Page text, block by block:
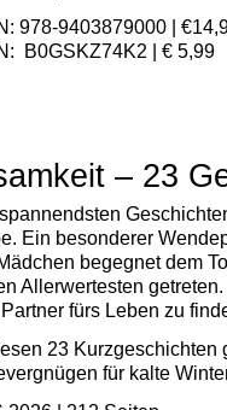
978-9403879000
| €
B0GSKZ74K2
€ 5,99
– 23
Ein besonderer
begegnet dem
Allerwertesten
fürs Leben zu
23
für kalte